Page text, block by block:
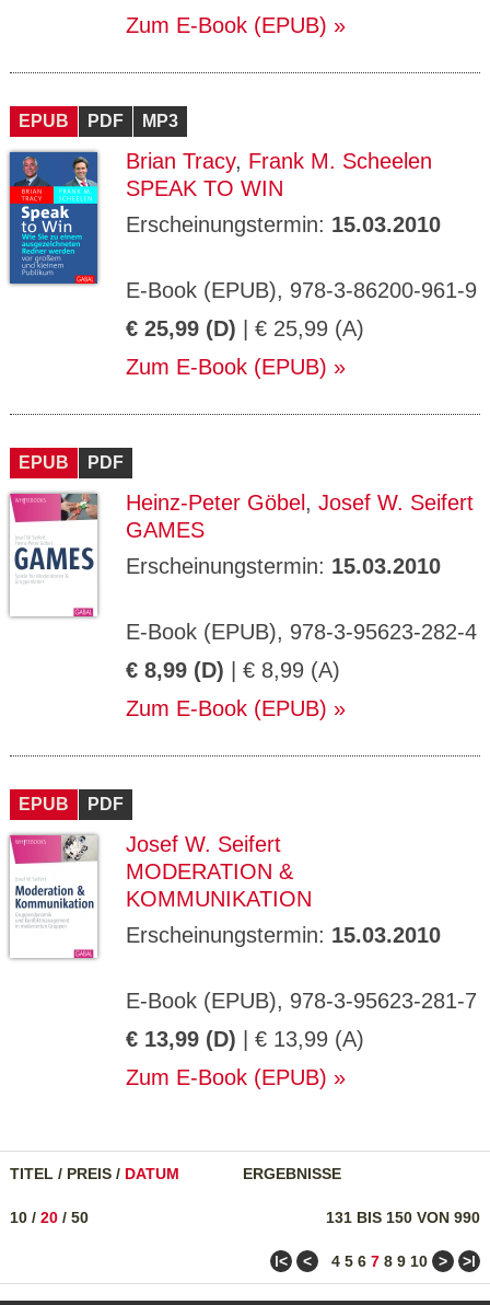
Zum E-Book (EPUB)
EPUB PDF MP3
Brian Tracy, Frank M. Scheelen
SPEAK TO WIN
Erscheinungstermin: 15.03.2010
E-Book (EPUB), 978-3-86200-961-9
€ 25,99 (D) | € 25,99 (A)
Zum E-Book (EPUB)
EPUB PDF
Heinz-Peter Göbel , Josef W. Seifert
GAMES
Erscheinungstermin: 15.03.2010
E-Book (EPUB), 978-3-95623-282-4
€ 8,99 (D) | € 8,99 (A)
Zum E-Book (EPUB)
EPUB PDF
Josef W. Seifert
MODERATION &
KOMMUNIKATION
Erscheinungstermin: 15.03.2010
E-Book (EPUB), 978-3-95623-281-7
€ 13,99 (D) | € 13,99 (A)
Zum E-Book (EPUB)
TITEL / PREIS / DATUM ERGEBNISSE
131 BIS 150 VON 990
10 / 20 / 50
ǀ< < 4 5 6 7 8 9 10 > >ǀ